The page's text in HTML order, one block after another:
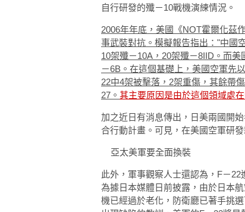
自行研發的殲－10戰機演練情況。
2006年年底，美國《NOT霍爾化茲
事武裝對抗。模擬報告指出："中國
10架殲－10A，20架殲－8IID。而
－6B。在這個基礎上，美國空軍先
22中4架被擊落，2架重傷，其餘帶
27。 其主要原因是由於這個領­域處
加之近日有消息傳出，日美兩國開
合行動計畫。可見，在美國空軍研
亞太美軍要全面換裝
此外，軍事觀察人士還認為，F－
為據日本媒體日前披露，由於日本
機已經過於老化，防衛廳已著手挑